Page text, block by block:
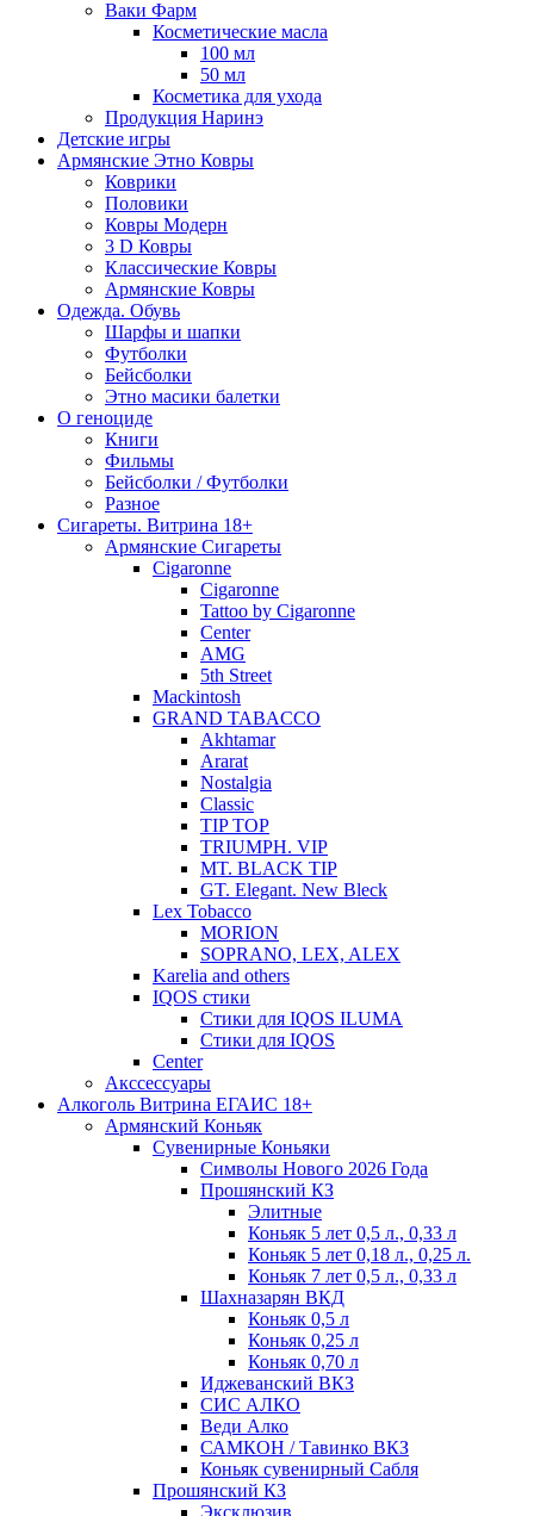
Ваки Фарм
Косметические масла
100 мл
50 мл
Косметика для ухода
Продукция Наринэ
Детские игры
Армянские Этно Ковры
Коврики
Половики
Ковры Модерн
3 D Ковры
Классические Ковры
Армянские Ковры
Одежда. Обувь
Шарфы и шапки
Футболки
Бейсболки
Этно масики балетки
О геноциде
Книги
Фильмы
Бейсболки / Футболки
Разное
Сигареты. Витрина 18+
Армянские Сигареты
Cigaronne
Cigaronne
Tattoo by Cigaronne
Center
AMG
5th Street
Mackintosh
GRAND TABACCO
Akhtamar
Ararat
Nostalgia
Classic
TIP TOP
TRIUMPH. VIP
MT. BLACK TIP
GT. Elegant. New Bleck
Lex Tobacco
MORION
SOPRANO, LEX, ALEX
Karelia and others
IQOS стики
Стики для IQOS ILUMA
Стики для IQOS
Сenter
Акссессуары
Алкоголь Витрина ЕГАИС 18+
Армянский Коньяк
Сувенирные Коньяки
Символы Нового 2026 Года
Прошянский КЗ
Элитные
Коньяк 5 лет 0,5 л., 0,33 л
Коньяк 5 лет 0,18 л., 0,25 л.
Коньяк 7 лет 0,5 л., 0,33 л
Шахназарян ВКД
Коньяк 0,5 л
Коньяк 0,25 л
Коньяк 0,70 л
Иджеванский ВКЗ
СИС АЛКО
Веди Алко
САМКОН / Тавинко ВКЗ
Коньяк сувенирный Сабля
Прошянский КЗ
Эксклюзив